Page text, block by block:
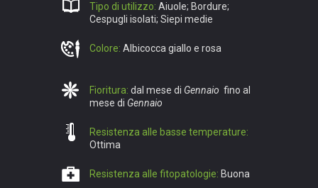
Tipo di utilizzo: Aiuole; Bordure;
Cespugli isolati; Siepi medie
Colore: Albicocca giallo e rosa
Fioritura: dal mese di Gennaio fino al
mese di Gennaio
Resistenza alle basse temperature:
Ottima
Resistenza alle fitopatologie: Buona